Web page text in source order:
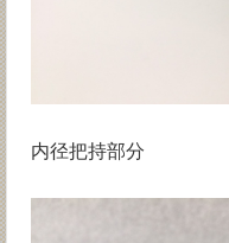
内径把持部分